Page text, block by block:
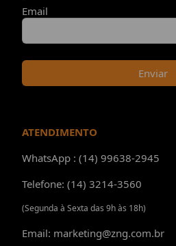
Email
Enviar
ATENDIMENTO
WhatsApp : (14) 99638-2945
Telefone: (14) 3214-3560
(Segunda à Sexta das 9h às 18h)
Email: marketing@zng.com.br